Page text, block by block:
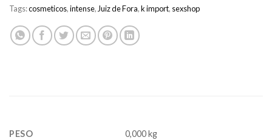
Tags:cosmeticos,intense,Juiz de Fora,k import, sexshop
PESO 0,000 kg